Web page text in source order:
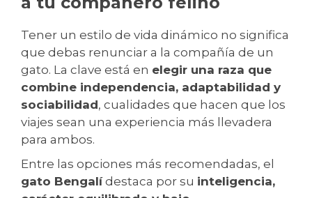
Tener un estilo de vida dinámico no significa
que debas renunciar a la compañía de un
gato. La clave está en elegir una raza que
combine independencia, adaptabilidad y
sociabilidad, cualidades que hacen que los
viajes sean una experiencia más llevadera
para ambos.
Entre las opciones más recomendadas, el
gato Bengalídestaca por su inteligencia,